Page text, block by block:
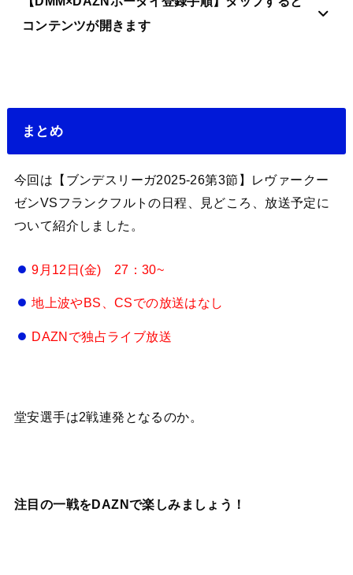
コンテンツが開きます
まとめ
今回は【ブンデスリーガ2025-26第3節】レヴァークー
ゼンVSフランクフルトの日程、見どころ、放送予定に
ついて紹介しました。
9月12日(金) 27：30~
地上波やBS、CSでの放送はなし
DAZNで独占ライブ放送
堂安選手は2戦連発となるのか。
注目の一戦をDAZNで楽しみましょう！